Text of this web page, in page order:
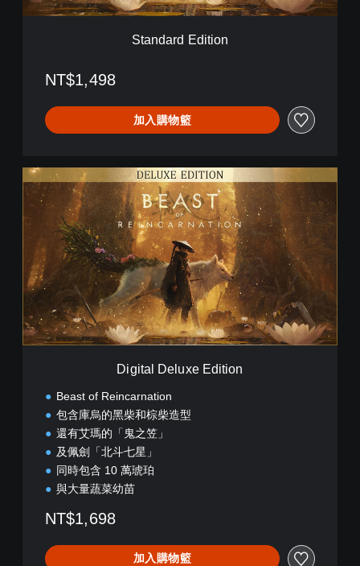
t
Standard Edition
NT$1,498
加入購物籃
D
i
D
u
x
Digital Deluxe Edition
Beast of Reincarnation
包含庫烏的黑柴和棕柴造型
還有艾瑪的「鬼之笠」
及佩劍「北斗七星」
同時包含 10 萬琥珀
與大量蔬菜幼苗
NT$1,698
加入購物籃